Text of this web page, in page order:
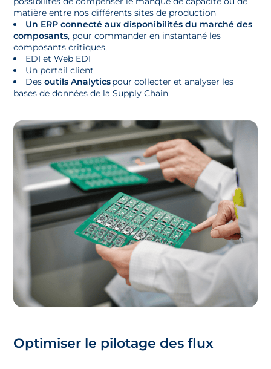
matière entre nos différents sites de production
Un ERP connecté aux disponibilités du marché des
composants, pour commander en instantané les
composants critiques,
EDI et Web EDI
Un portail client
Desoutils Analyticspour collecter et analyser les
bases de données de la Supply Chain
Optimiser le pilotage des flux